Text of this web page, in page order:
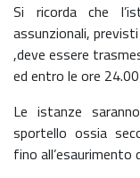
Si ricorda che
assunzionali,
,deve essere
ed entro le ore
Le istanze
sportello ossia
fino all’esaurimento